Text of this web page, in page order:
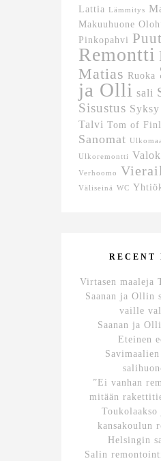
Lattia Lämmitys
Makuuhuone
Pinkopahvi
Remontti
Matias Ruoka
ja Olli sali
Sisustus Syksy
Talvi Tom of
Sanomat
Ulkoremontti
Verhoomo
Väliseinä WC
RECENT
Virtasen maaleja
Saanan ja Ollin
vaille
Saanan ja
Eteinen
Savimaalien
”Ei vanhan
mitään
Toukolaakso
kansakoulun
Helsingin
Salin